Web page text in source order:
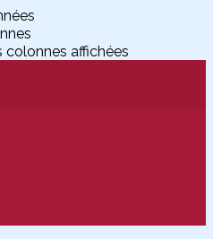
colonnes affichées